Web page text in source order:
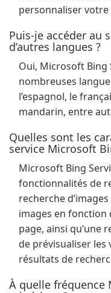
personnaliser votre
Puis-je accéder au
d’autres langues ?
Oui, Microsoft Bing
nombreuses
l’espagnol, le
mandarin, entre
Quelles sont les
service Microsoft
Microsoft Bing
fonctionnalités de
recherche
images en fonction
page, ainsi qu’une
de prévisualiser les
résultats de
À quelle fréquence